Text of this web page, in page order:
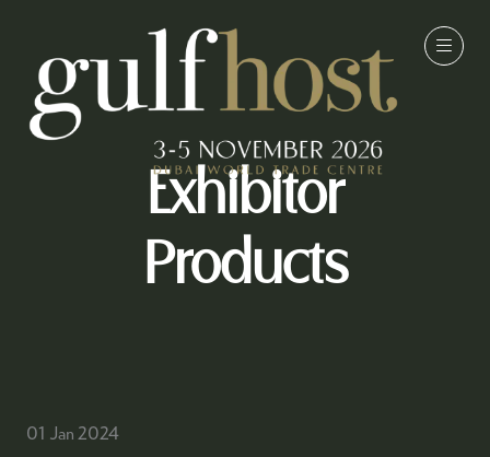
Exhibitor
Products
01 Jan 2024